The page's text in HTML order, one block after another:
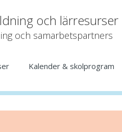
och lärresurser
och samarbetspartners
Kalender & skolprogram